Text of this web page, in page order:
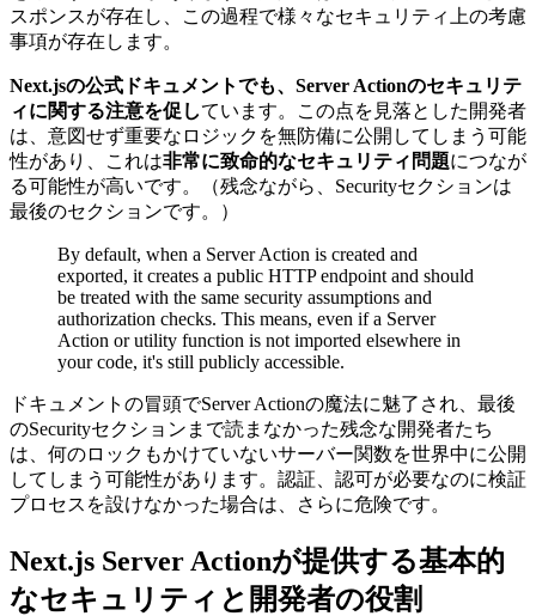
スポンスが存在し、この過程で様々なセキュリティ上の考慮
事項が存在します。
Next.jsの公式ドキュメントでも、Server Actionのセキュリテ
ィに関する注意を促しています。この点を見落とした開発者
は、意図せず重要なロジックを無防備に公開してしまう可能
性があり、これは非常に致命的なセキュリティ問題につなが
る可能性が高いです。（残念ながら、Securityセクションは
最後のセクションです。）
By default, when a Server Action is created and
exported, it creates a public HTTP endpoint and should
be treated with the same security assumptions and
authorization checks. This means, even if a Server
Action or utility function is not imported elsewhere in
your code, it's still publicly accessible.
ドキュメントの冒頭でServer Actionの魔法に魅了され、最後
のSecurityセクションまで読まなかった残念な開発者たち
は、何のロックもかけていないサーバー関数を世界中に公開
してしまう可能性があります。認証、認可が必要なのに検証
プロセスを設けなかった場合は、さらに危険です。
Next.js Server Actionが提供する基本的
なセキュリティと開発者の役割